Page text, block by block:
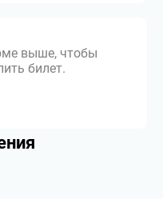
выше, чтобы
билет.